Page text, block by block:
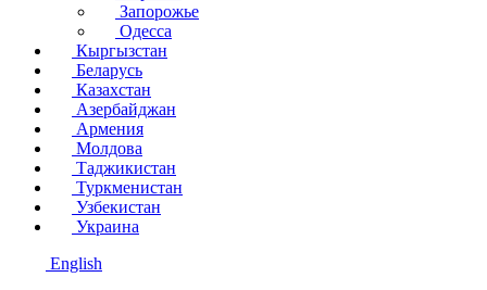
Запорожье
Одесса
Кыргызстан
Беларусь
Казахстан
Азербайджан
Армения
Молдова
Таджикистан
Туркменистан
Узбекистан
Украина
English